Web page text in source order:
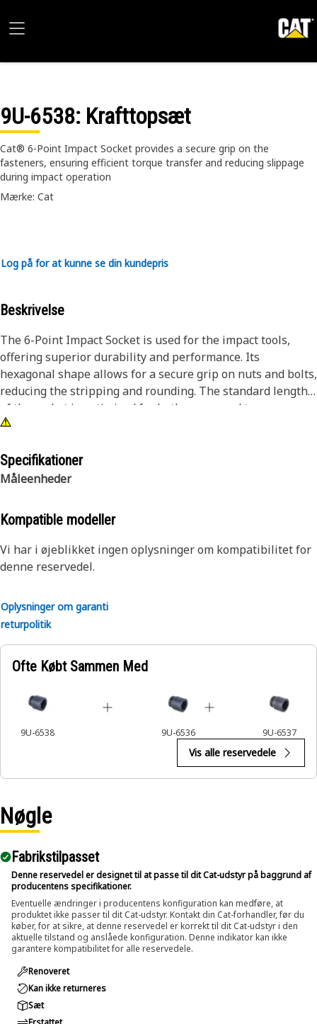
9U-6538: Krafttopsæt
Cat® 6-Point Impact Socket provides a secure grip on the
fasteners, ensuring efficient torque transfer and reducing slippage
during impact operation
Mærke: Cat
Log på for at kunne se din kundepris
Beskrivelse
The 6-Point Impact Socket is used for the impact tools,
offering superior durability and performance. Its
hexagonal shape allows for a secure grip on nuts and bolts,
reducing the stripping and rounding. The standard length
of the socket is optimized for both access and torque
applications. The black oxide finish enhances resistance to
sockets used are tailored for high-torque impact
applications.
Attributes:
• Compatible with standard 3/4 inch square drive size for
impact tools.
• Standard length socket.
• Ensures a secure fit to reduce the risk of fastener damage.
• Provides excellent gripping power for reliable fastening.
Applications:
impact wrenches to handle hexagonal fasteners on
equipment components, ensuring efficient maintenance
and assembly operations.
Specifikationer
Måleenheder
Kompatible modeller
Vi har i øjeblikket ingen oplysninger om kompatibilitet for
denne reservedel.
Oplysninger om garanti
returpolitik
Ofte Købt Sammen Med
9U-6538 9U-6536 9U-6537
Vis alle reservedele
Nøgle
Fabrikstilpasset
Denne reservedel er designet til at passe til dit Cat-udstyr på baggrund af
producentens specifikationer.
Eventuelle ændringer i producentens konfiguration kan medføre, at
produktet ikke passer til dit Cat-udstyr. Kontakt din Cat-forhandler, før du
køber, for at sikre, at denne reservedel er korrekt til dit Cat-udstyr i den
aktuelle tilstand og anslåede konfiguration. Denne indikator kan ikke
garantere kompatibilitet for alle reservedele.
Renoveret
Kan ikke returneres
Sæt